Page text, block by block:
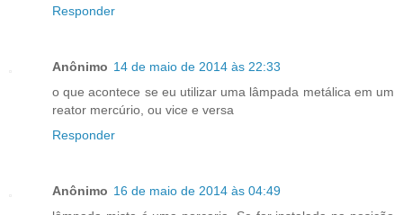
Responder
Anônimo 14 de maio de 2014 às 22:33
o que acontece se eu utilizar uma lâmpada metálica em um
reator mercúrio, ou vice e versa
Responder
Anônimo 16 de maio de 2014 às 04:49